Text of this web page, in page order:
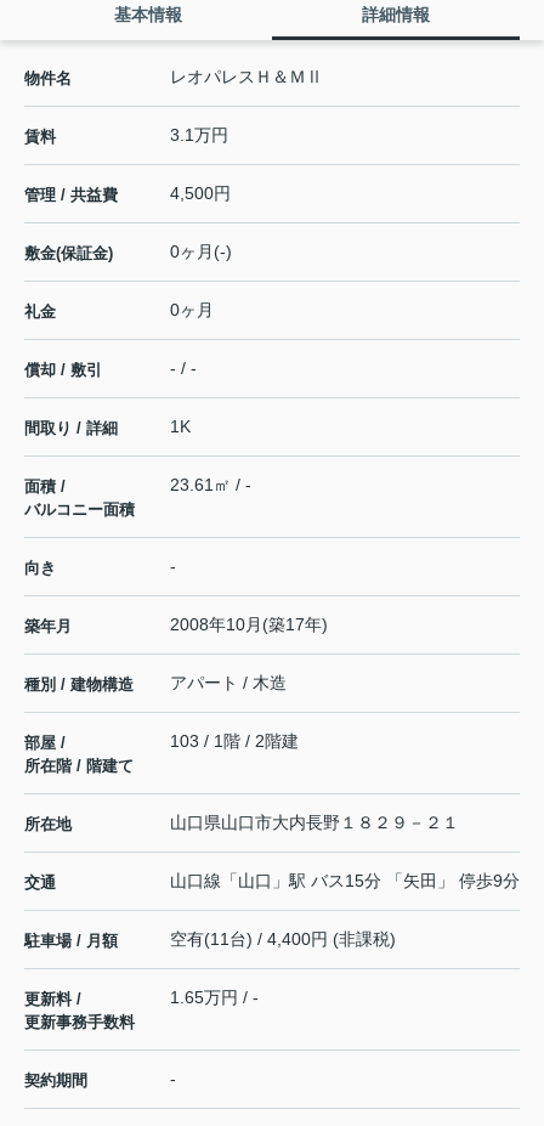
基本情報 詳細情報
物件名 レオパレスＨ＆ＭⅡ
賃料 3.1万円
管理 / 共益費 4,500円
敷金(保証金) 0ヶ月(-)
礼金 0ヶ月
償却 / 敷引 - / -
間取り / 詳細 1K
面積 /
バルコニー面積
23.61㎡ / -
向き -
築年月 2008年10月(築17年)
種別 / 建物構造 アパート / 木造
部屋 /
所在階 / 階建て
103 / 1階 / 2階建
所在地 山口県山口市大内長野 １８２９－２１
交通 山口線 「山口 」駅 バス15分 「矢田」 停歩9分
駐車場 / 月額 空有(11台) / 4,400円 (非課税)
更新料 /
更新事務手数料
1.65万円 / -
契約期間 -